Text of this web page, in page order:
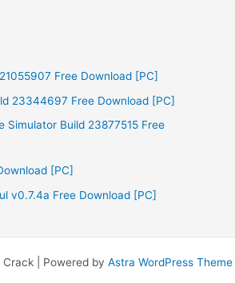
Free Download [PC]
23344697 Free Download [PC]
Simulator Build 23877515 Free
[PC]
v0.7.4a Free Download [PC]
| Powered by Astra WordPress Theme